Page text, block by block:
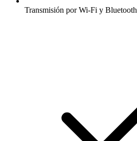
Transmisión por Wi-Fi y Bluetooth